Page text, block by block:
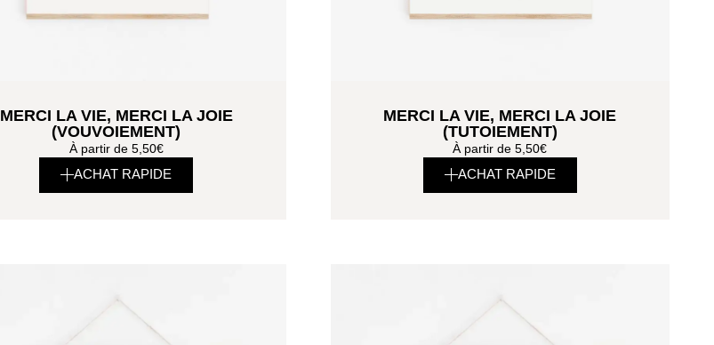
MERCI LA VIE, MERCI LA JOIE
(VOUVOIEMENT)
À partir de 5,50€
ACHAT RAPIDE
MERCI LA VIE, MERCI LA JOIE
(TUTOIEMENT)
À partir de5,50€
ACHAT RAPIDE